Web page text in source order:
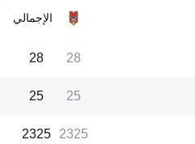
الإجمالي
28
28
25
25
2325
2325